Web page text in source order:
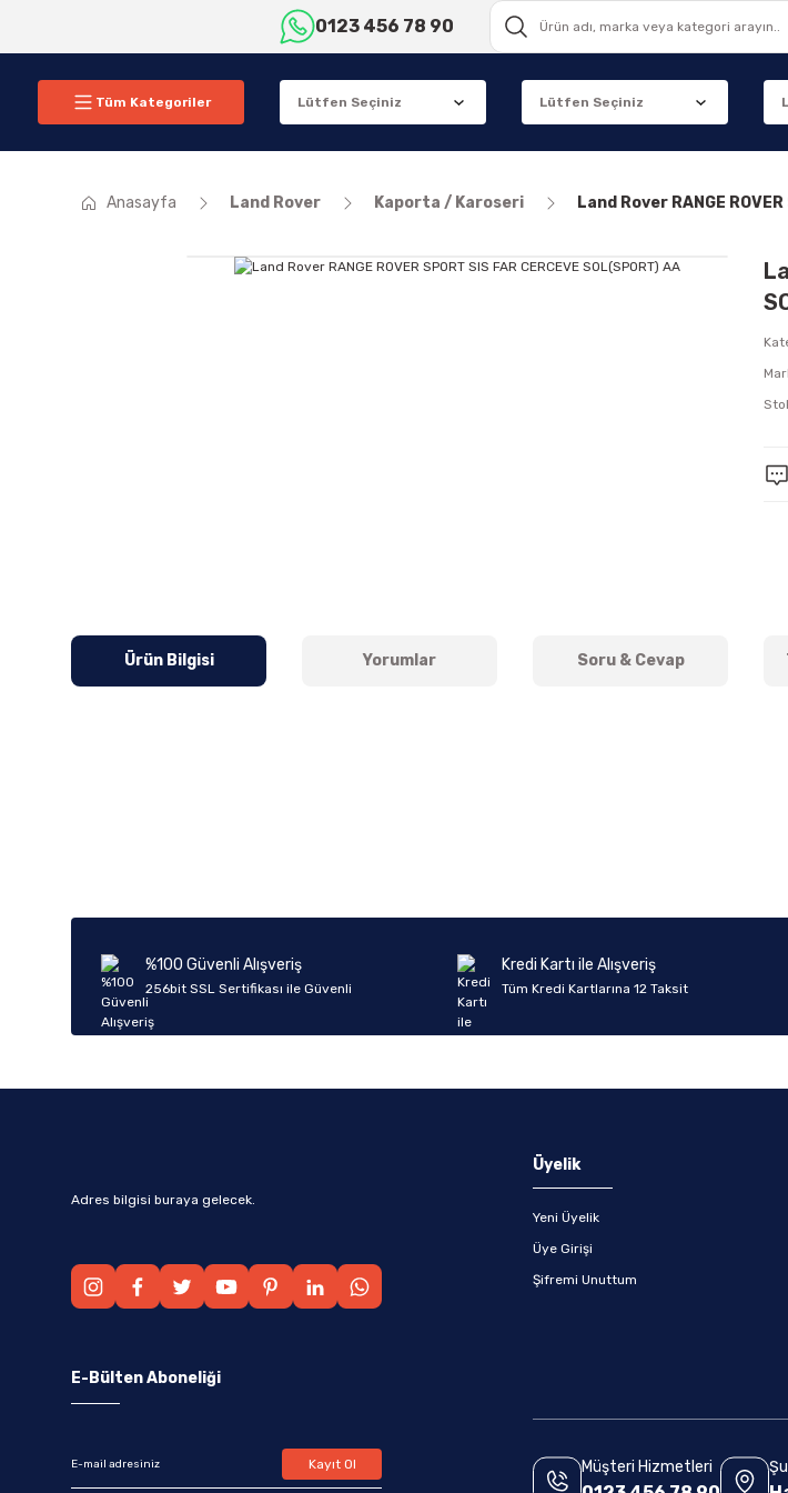
0123 456 78 90
Tüm Kategoriler
Anasayfa Land Rover Kaporta / Karoseri Land Rover RANGE
Ürün Bilgisi Yorumlar Soru & Cevap
Ürün fiyatı diğer sitelerden daha pahalı.
Bu ürüne benzer farklı alternatifler olmalı.
%100 Güvenli Alışveriş
256bit SSL Sertifikası ile Güvenli
Kredi Kartı ile Alışveriş
Tüm Kredi Kartlarına 12 Taksit
Adres bilgisi buraya gelecek.
Üyelik
Yeni Üyelik
Üye Girişi
Şifremi Unuttum
E-Bülten Aboneliği
Kayıt Ol Müşteri Hizmetleri